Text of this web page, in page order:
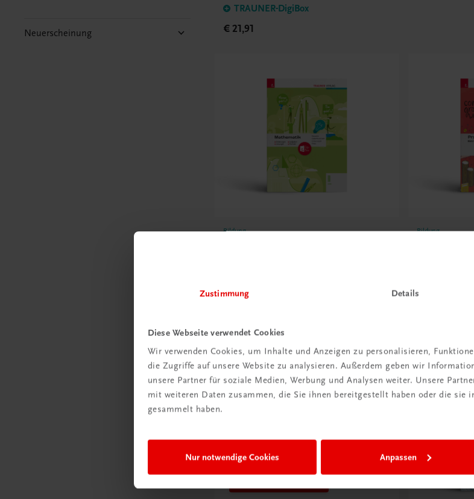
Zustimmung Details
Diese Webseite verwendet Cookies
Wir verwenden Cookies, um Inhalte und Anzeigen zu personalisieren,
die Zugriffe auf unsere Website zu analysieren. Außerdem geben wir
unsere Partner für soziale Medien, Werbung und Analysen weiter. Unsere
mit weiteren Daten zusammen, die Sie ihnen bereitgestellt haben oder die sie
gesammelt haben.
Nur notwendige Cookies Anpassen
Neuerscheinung
TRAUNER-DigiBox
€ 21,91
Bildung
TRAUNER-DigiBox
Bildung
Rabattcode erhalten
Newsletter
sparen